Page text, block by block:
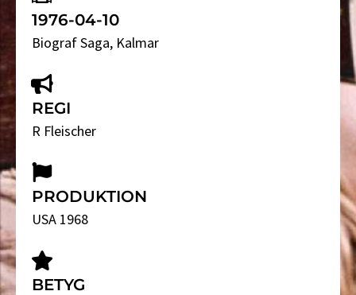
1976-04-10
Biograf Saga, Kalmar
REGI
R Fleischer
PRODUKTION
USA 1968
BETYG